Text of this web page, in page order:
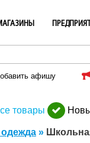
афишу
товары
одежда »